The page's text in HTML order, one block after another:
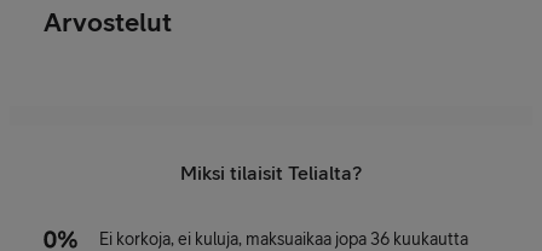
Arvostelut
Miksi tilaisit Telialta?
Ei korkoja, ei kuluja, maksuaikaa jopa 36 kuukautta